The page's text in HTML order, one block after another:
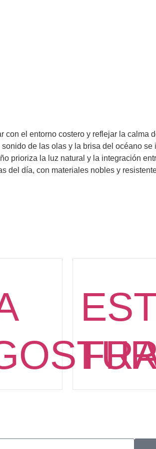
el entorno costero y reflejar la
de las olas y la brisa del océano
prioriza la luz natural y la integración
del día, con materiales nobles y